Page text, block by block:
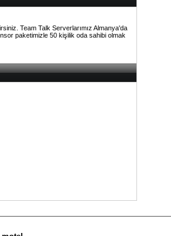
Team Talk Serverlarımız Almanya'da
paketimizle 50 kişilik oda sahibi olmak